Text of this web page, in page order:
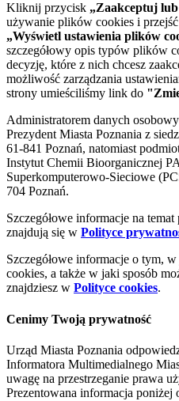
Kliknij przycisk „Zaakceptuj
używanie plików cookies i
„Wyświetl ustawienia plików
szczegółowy opis typów plików
decyzję, które z nich chcesz
możliwość zarządzania
strony umieściliśmy link do
Administratorem danych
Prezydent Miasta Poznania z
61-841 Poznań, natomiast
Instytut Chemii Bioorganicznej
Superkomputerowo-Sieciowe
704 Poznań.
Szczegółowe informacje na
znajdują się w Polityce
Szczegółowe informacje o tym,
cookies, a także w jaki sposób
znajdziesz w Polityce cookies.
Cenimy Twoją prywatność
Urząd Miasta Poznania
Informatora Multimedialnego
uwagę na przestrzeganie prawa
Prezentowana informacja poniżej